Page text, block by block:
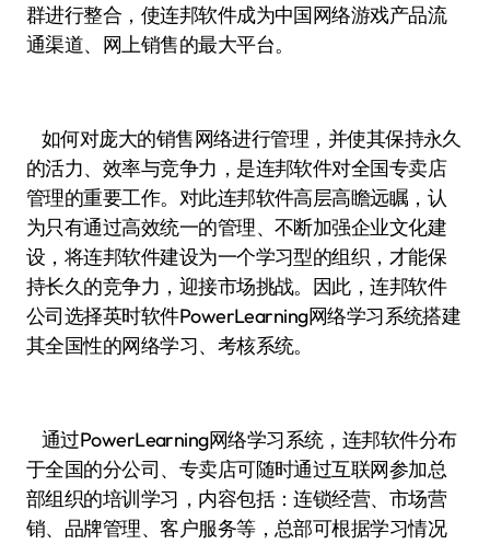
群进行整合，使连邦软件成为中国网络游戏产品流
通渠道、网上销售的最大平台。
如何对庞大的销售网络进行管理，并使其保持永久
的活力、效率与竞争力，是连邦软件对全国专卖店
管理的重要工作。对此连邦软件高层高瞻远瞩，认
为只有通过高效统一的管理、不断加强企业文化建
设，将连邦软件建设为一个学习型的组织，才能保
持长久的竞争力，迎接市场挑战。因此，连邦软件
公司选择英时软件PowerLearning网络学习系统搭建
其全国性的网络学习、考核系统。
通过PowerLearning网络学习系统，连邦软件分布
于全国的分公司、专卖店可随时通过互联网参加总
部组织的培训学习，内容包括：连锁经营、市场营
销、品牌管理、客户服务等，总部可根据学习情况